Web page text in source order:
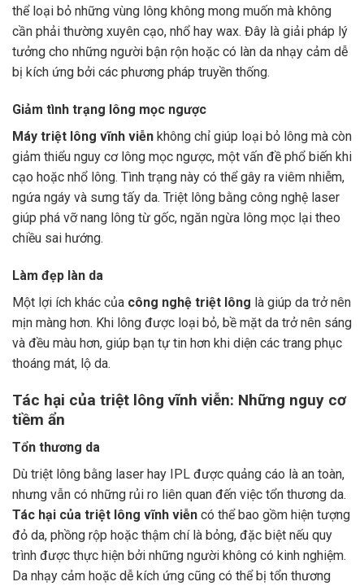
thể loại bỏ những vùng lông không mong muốn mà không
cần phải thường xuyên cạo, nhổ hay wax. Đây là giải pháp lý
tưởng cho những người bận rộn hoặc có làn da nhạy cảm dễ
bị kích ứng bởi các phương pháp truyền thống.
Giảm tình trạng lông mọc ngược
Máy triệt lông vĩnh viễn không chỉ giúp loại bỏ lông mà còn
giảm thiểu nguy cơ lông mọc ngược, một vấn đề phổ biến khi
cạo hoặc nhổ lông. Tình trạng này có thể gây ra viêm nhiễm,
ngứa ngáy và sưng tấy da. Triệt lông bằng công nghệ laser
giúp phá vỡ nang lông từ gốc, ngăn ngừa lông mọc lại theo
chiều sai hướng.
Làm đẹp làn da
Một lợi ích khác của công nghệ triệt lông là giúp da trở nên
mịn màng hơn. Khi lông được loại bỏ, bề mặt da trở nên sáng
và đều màu hơn, giúp bạn tự tin hơn khi diện các trang phục
thoáng mát, lộ da.
Tác hại của triệt lông vĩnh viễn: Những nguy cơ
tiềm ẩn
Tổn thương da
Dù triệt lông bằng laser hay IPL được quảng cáo là an toàn,
nhưng vẫn có những rủi ro liên quan đến việc tổn thương da.
Tác hại của triệt lông vĩnh viễn có thể bao gồm hiện tượng
đỏ da, phồng rộp hoặc thậm chí là bỏng, đặc biệt nếu quy
trình được thực hiện bởi những người không có kinh nghiệm.
Da nhạy cảm hoặc dễ kích ứng cũng có thể bị tổn thương